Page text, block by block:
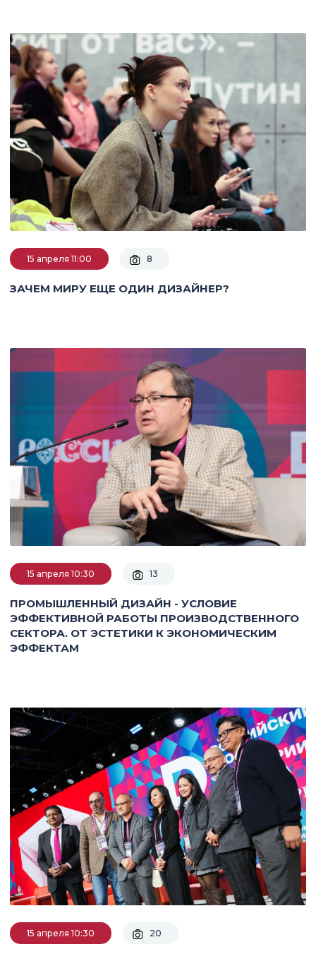
15 апреля 11:00 8
ЗАЧЕМ МИРУ ЕЩЕ ОДИН ДИЗАЙНЕР?
15 апреля 10:30 13
ПРОМЫШЛЕННЫЙ ДИЗАЙН - УСЛОВИЕ
ЭФФЕКТИВНОЙ РАБОТЫ ПРОИЗВОДСТВЕННОГО
СЕКТОРА. ОТ ЭСТЕТИКИ К ЭКОНОМИЧЕСКИМ
ЭФФЕКТАМ
15 апреля 10:30 20